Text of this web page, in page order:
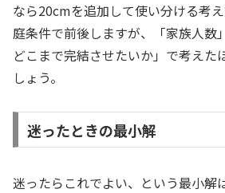
なら20cmを追加して使い分ける考
庭条件で前後しますが、「家族人数
どこまで完結させたいか」で考えた
しょう。
迷ったときの最小解
迷ったらこれでよい、という最小解